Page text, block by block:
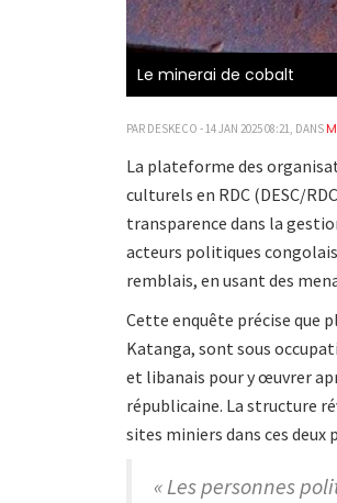
Le minerai de cobalt
PAR DESKECO - 14 JAN 2025 08:21, DANS
La plateforme des
culturels en RDC (DESC/
transparence dans la
acteurs politiques
remblais, en usant des
Cette enquête précise que
Katanga, sont sous
et libanais pour y œuvrer
républicaine. La structure
sites miniers dans ces deux
« Les personnes